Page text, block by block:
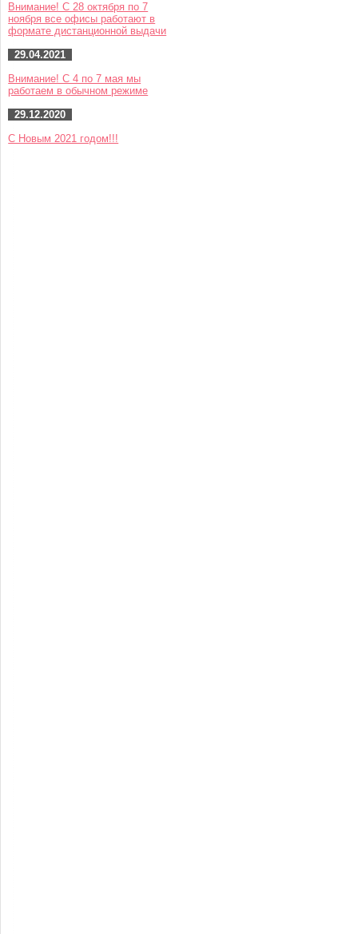
Внимание! С 28 октября по 7
ноября все офисы работают в
формате дистанционной выдачи
29.04.2021
Внимание! С 4 по 7 мая мы
работаем в обычном режиме
29.12.2020
С Новым 2021 годом!!!